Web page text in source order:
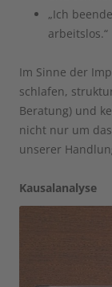
„Ich
arbeitslos.“
Im Sinne der
schlafen,
Beratung) und
nicht nur um
unserer
Kausalanalyse